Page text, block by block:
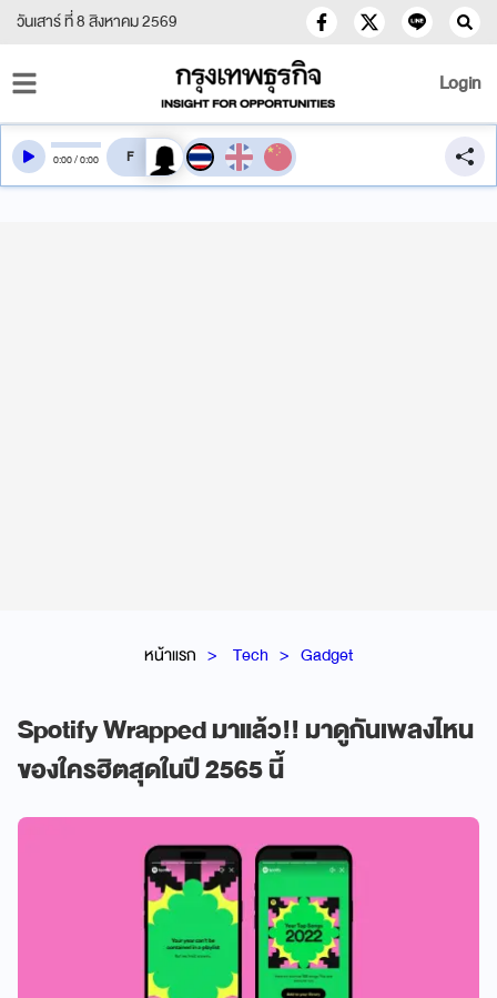
วันเสาร์ ที่ 8 สิงหาคม 2569
Login
หน้าแรก Tech Gadget
Spotify Wrapped มาแล้ว!! มาดูกันเพลงไหน
ของใครฮิตสุดในปี 2565 นี้
0:00/0:00 สลับเสียงอ่าน